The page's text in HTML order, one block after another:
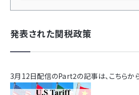
発表された関税政策
3月12日配信のPart2の記事は、こちらか